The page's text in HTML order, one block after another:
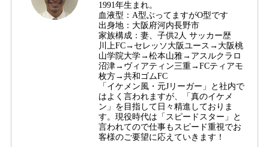
1991年生まれ。
血液型：A型ぶってますがO型です
出身地：大阪府河内長野市
家族構成：妻、子供2人 サッカー歴
川上FC→セレッソ大阪ユース→大阪桃
山学院大学→松本山雅→アスルクラロ
沼津→ヴィアティン三重→FCティアモ
枚方→共和ゴムFC
「イケメン風・元Jリーガー」と社内で
はよく言われますが、「真のイケメ
ン」を目指して日々精進しておりま
す。現役時代は「スピードスター」と
言われてので仕事もスピード重視でお
客様のご要望に応えていきます！